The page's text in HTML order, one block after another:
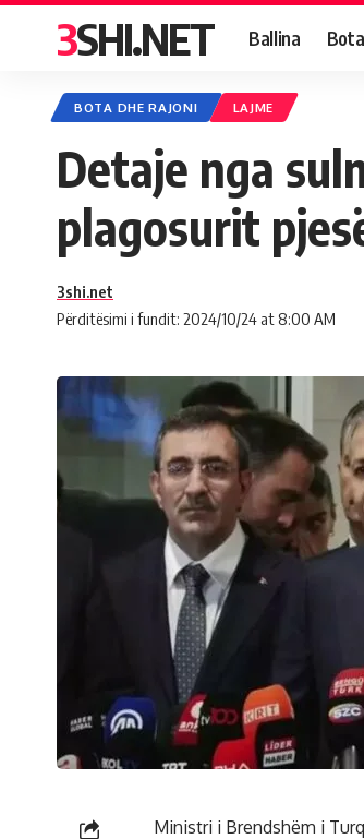
3SHI.NET Ballina
BOTA DHE RAJONI LAJME
Detaje nga
plagosurit
Përditësimi i fundit: 2024/10/24 at 8:00 AM
3shi.net
Ministri i Brendshëm i